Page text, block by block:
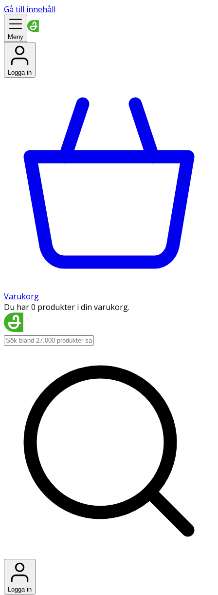
Gå till innehåll
Meny
Logga in
Varukorg
Du har 0 produkter i din varukorg.
Logga in